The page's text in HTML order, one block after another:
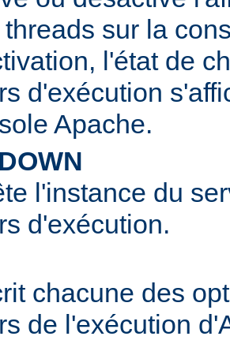
sur la
l'état de
d'exécution
Apache.
l'instance du
d'exécution.
chacune des
de l'exécution